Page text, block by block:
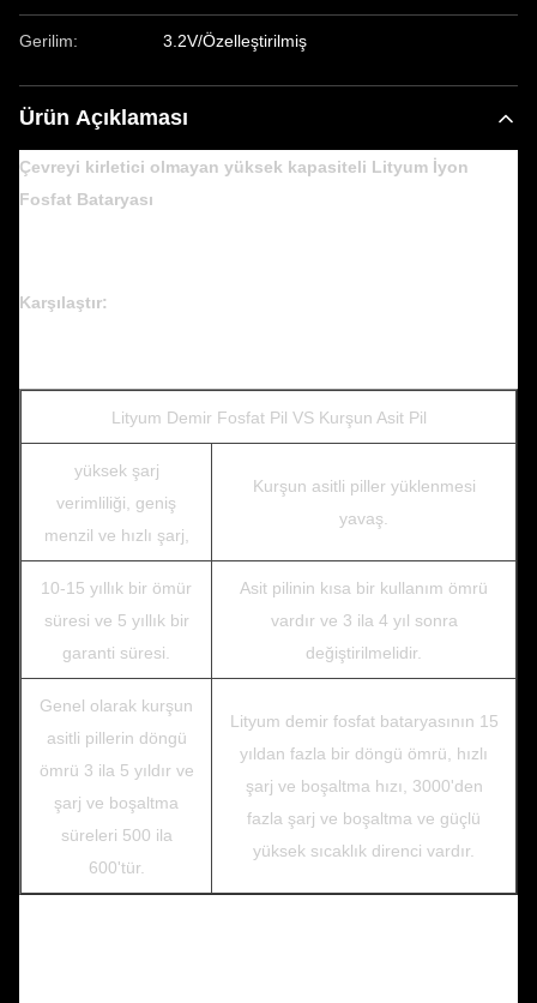
Gerilim: 3.2V/Özelleştirilmiş
Ürün Açıklaması
Çevreyi kirletici olmayan yüksek kapasiteli Lityum İyon
Fosfat Bataryası
Karşılaştır:
Lityum Demir Fosfat Pil VS Kurşun Asit Pil
yüksek şarj
verimliliği, geniş
menzil ve hızlı şarj,
Kurşun asitli piller yüklenmesi
yavaş.
10-15 yıllık bir ömür
süresi ve 5 yıllık bir
garanti süresi.
Asit pilinin kısa bir kullanım ömrü
vardır ve 3 ila 4 yıl sonra
değiştirilmelidir.
Genel olarak kurşun
asitli pillerin döngü
ömrü 3 ila 5 yıldır ve
şarj ve boşaltma
süreleri 500 ila
600'tür.
Lityum demir fosfat bataryasının 15
yıldan fazla bir döngü ömrü, hızlı
şarj ve boşaltma hızı, 3000'den
fazla şarj ve boşaltma ve güçlü
yüksek sıcaklık direnci vardır.